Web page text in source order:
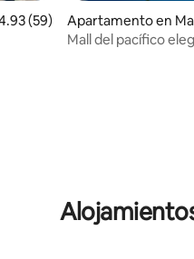
promedio: 4.93 de 5,
(59)
Apartamento en
Mall del pacífico